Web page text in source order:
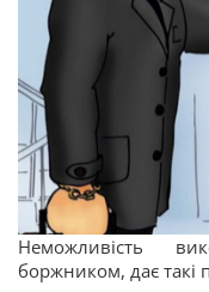
Неможливість
боржником, дає такі